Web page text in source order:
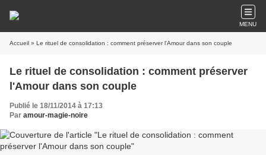
MENU
Accueil » Le rituel de consolidation : comment préserver l'Amour dans son couple
Le rituel de consolidation : comment préserver
l'Amour dans son couple
Publié le 18/11/2014 à 17:13
Par amour-magie-noire